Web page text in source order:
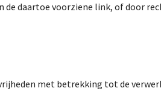
de daartoe voorziene link, of door
met betrekking tot de